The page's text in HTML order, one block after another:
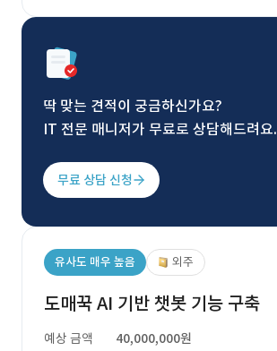
딱 맞는 견적이 궁금하신가요?
IT 전문 매니저가 무료로 상담해드려요.
무료 상담 신청
유사도 매우 높음 외주
도매꾹 AI 기반 챗봇 기능 구축
예상 금액
40,000,000원